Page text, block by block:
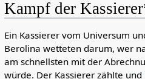
Kampf der
Ein Kassierer vom Universum
Berolina wetteten darum, wer
am schnellsten mit der
würde. Der Kassierer zählte